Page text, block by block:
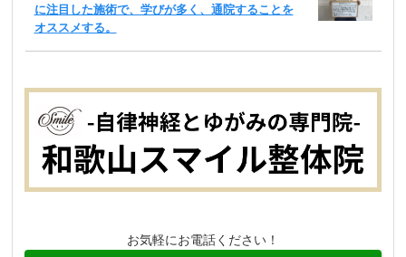
に注目した施術で、学びが多く、通院することを
オススメする。
お気軽にお電話ください！